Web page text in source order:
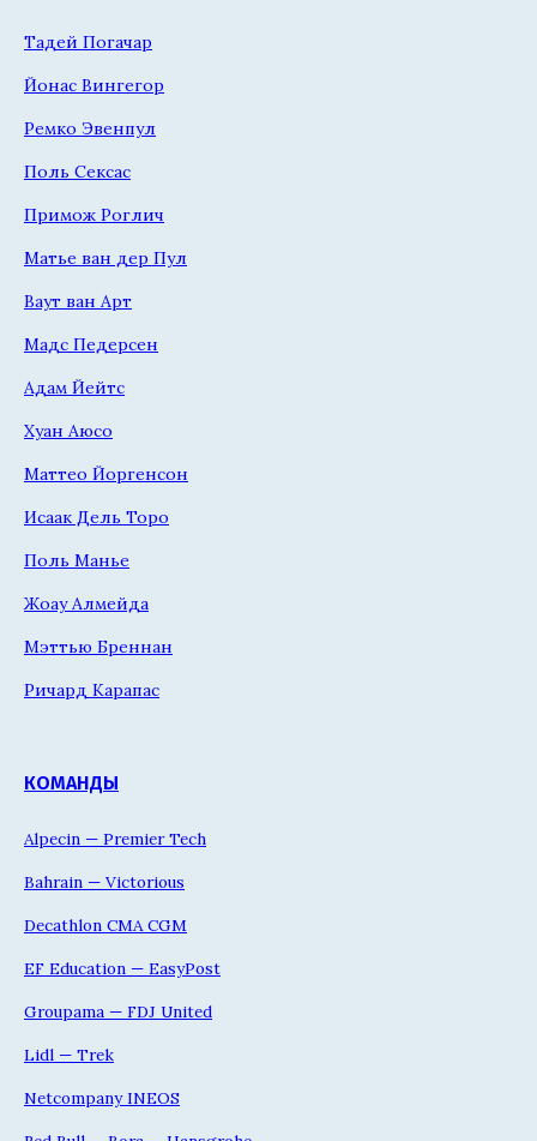
Тадей Погачар
Йонас Вингегор
Ремко Эвенпул
Поль Сексас
Примож Роглич
Матье ван дер Пул
Ваут ван Арт
Мадс Педерсен
Адам Йейтс
Хуан Аюсо
Маттео Йоргенсон
Исаак Дель Торо
Поль Манье
Жоау Алмейда
Мэттью Бреннан
Ричард Карапас
КОМАНДЫ
Alpecin — Premier Tech
Bahrain — Victorious
Decathlon CMA CGM
EF Education — EasyPost
Groupama — FDJ United
Lidl — Trek
Netcompany INEOS